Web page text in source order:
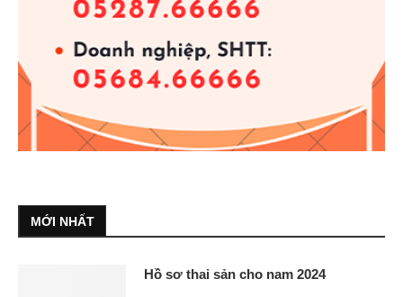
MỚI NHẤT
Hồ sơ thai sản cho nam 2024